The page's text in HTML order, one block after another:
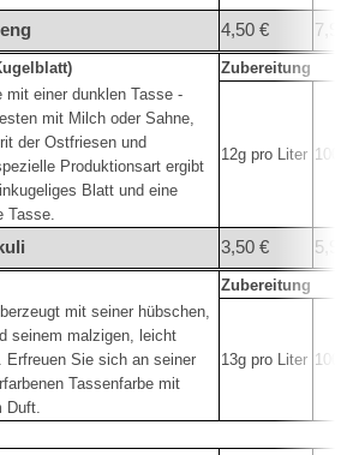
4,50 €
Zubereitung
mit einer dunklen Tasse -
mit Milch oder Sahne,
der Ostfriesen und
Produktionsart ergibt
Blatt und eine
Tasse.
12g pro Liter
3,50 €
Zubereitung
mit seiner hübschen,
seinem malzigen, leicht
Erfreuen Sie sich an seiner
Tassenfarbe mit
Duft.
13g pro Liter